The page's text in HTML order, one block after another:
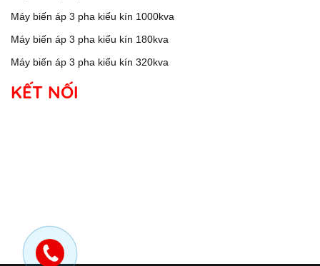
Máy biến áp 3 pha kiểu kín 1000kva
Máy biến áp 3 pha kiểu kín 180kva
Máy biến áp 3 pha kiểu kín 320kva
KẾT NỐI